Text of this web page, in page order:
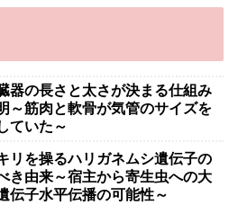
器の長さと太さが決まる仕組み
～筋肉と軟骨が気管のサイズを
ていた～
リを操るハリガネムシ遺伝子の
き由来～宿主から寄生虫への大
伝子水平伝播の可能性～